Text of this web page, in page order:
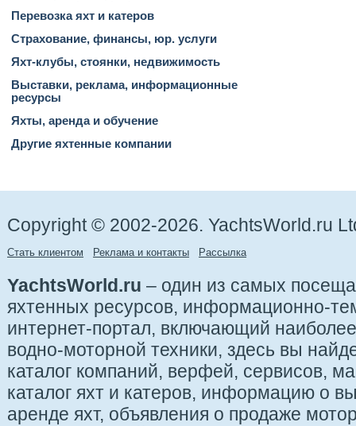
Перевозка яхт и катеров
Страхование, финансы, юр. услуги
Яхт-клубы, стоянки, недвижимость
Выставки, реклама, информационные
ресурсы
Яхты, аренда и обучение
Другие яхтенные компании
Copyright © 2002-2026. YachtsWorld.ru
Стать клиентом Реклама и контакты Рассылка
YachtsWorld.ru – один из самых
яхтенных ресурсов, информационно-
интернет-портал, включающий
водно-моторной техники, здесь вы
каталог компаний, верфей, сервисов,
каталог яхт и катеров, информацию о
аренде яхт, объявления о продаже